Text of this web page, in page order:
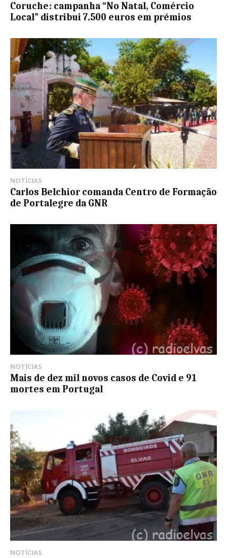
Coruche: campanha “No Natal, Comércio
Local” distribui 7.500 euros em prémios
NOTÍCIAS
Carlos Belchior comanda Centro de Formação
de Portalegre da GNR
NOTÍCIAS
Mais de dez mil novos casos de Covid e 91
mortes em Portugal
NOTÍCIAS